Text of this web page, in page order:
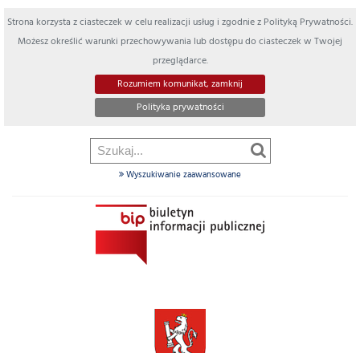
Strona korzysta z ciasteczek w celu realizacji usług i zgodnie z Polityką Prywatności.
Możesz określić warunki przechowywania lub dostępu do ciasteczek w Twojej
przeglądarce.
Rozumiem komunikat, zamknij
Polityka prywatności
Wyszukiwanie zaawansowane